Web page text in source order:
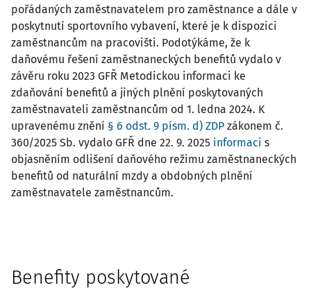
pořádaných zaměstnavatelem pro zaměstnance a dále v
poskytnutí sportovního vybavení, které je k dispozici
zaměstnancům na pracovišti. Podotýkáme, že k
daňovému řešení zaměstnaneckých benefitů vydalo v
závěru roku 2023 GFŘ Metodickou informaci ke
zdaňování benefitů a jiných plnění poskytovaných
zaměstnavateli zaměstnancům od 1. ledna 2024. K
upravenému znění § 6 odst. 9 písm. d) ZDP zákonem č.
360/2025 Sb. vydalo GFŘ dne 22. 9. 2025 informaci s
objasněním odlišení daňového režimu zaměstnaneckých
benefitů od naturální mzdy a obdobných plnění
zaměstnavatele zaměstnancům.
Benefity poskytované